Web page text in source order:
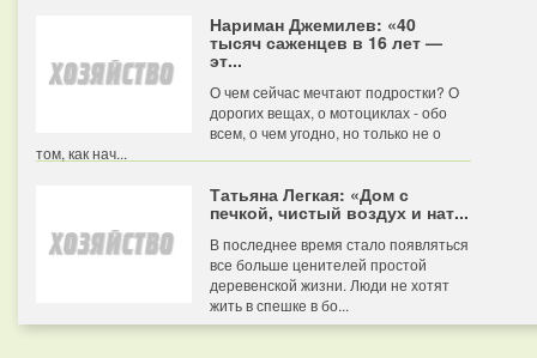
Нариман Джемилев: «40
тысяч саженцев в 16 лет —
эт...
О чем сейчас мечтают подростки? О
дорогих вещах, о мотоциклах - обо
всем, о чем угодно, но только не о
том, как нач...
Татьяна Легкая: «Дом с
печкой, чистый воздух и нат...
В последнее время стало появляться
все больше ценителей простой
деревенской жизни. Люди не хотят
жить в спешке в бо...